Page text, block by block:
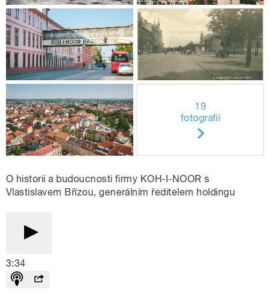
19
fotografií
O historii a budoucnosti firmy KOH-I-NOOR s
Vlastislavem Břízou, generálním ředitelem holdingu
3:34